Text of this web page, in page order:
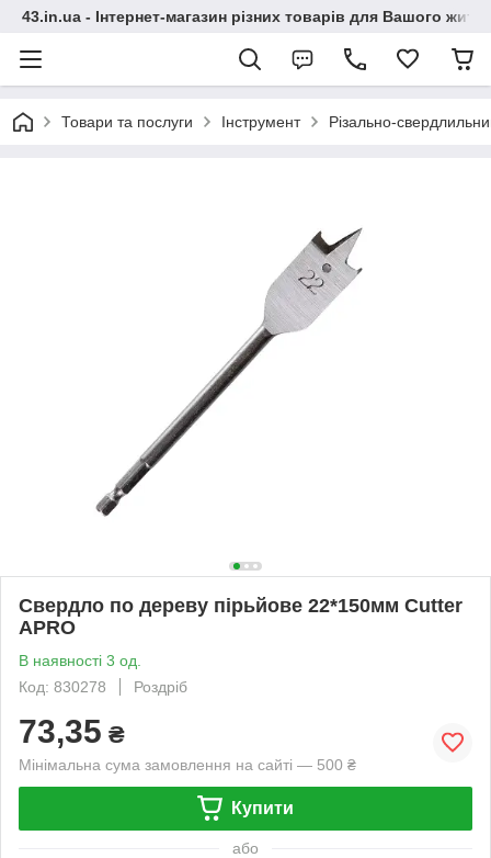
43.in.ua - Інтернет-магазин різних товарів для Вашого
Товари та послуги Інструмент Різально-
Свердло по дереву пірьйове 22*150мм Cutter
APRO
В наявності 3 од.
Код: 830278
Роздріб
73,35 ₴
Мінімальна сума замовлення на сайті — 500 ₴
Купити
або